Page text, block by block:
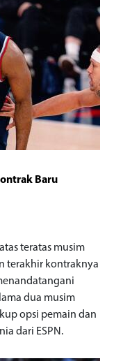
Baru
teratas musim
terakhir kontraknya
dua musim
opsi pemain dan
dari ESPN.